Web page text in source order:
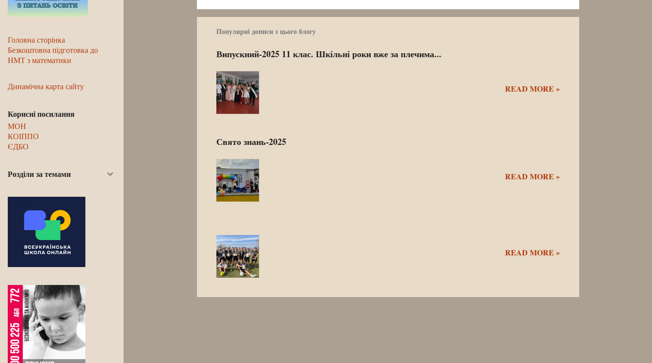
Популярні дописи з цього блогу
Випускний-2025 11 клас. Шкільні роки вже за плечима...
READ MORE »
Свято знань-2025
READ MORE »
READ MORE »
Головна сторінка
Безкоштовна підготовка до
НМТ з математики
Динамічна карта сайту
Корисні посилання
МОН
КОІППО
ЄДБО
Розділи за темами